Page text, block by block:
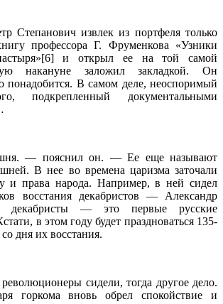
Степанович извлек из портфеля только
профессора Г. Фруменкова «Узники
и открыл ее на той самой
накануне заложил закладкой. Он
понадобится. В самом деле, неоспоримый
подкрепленный документальными
— пояснил он. — Ее еще называют
В нее во времена царизма заточали
и права народа. Например, в ней сидел
восстания декабристов — Александр
декабристы — это первые русские
в этом году будет праздноваться 135-
дня их восстания.
сидели, тогда другое дело.
горкома вновь обрел спокойствие и